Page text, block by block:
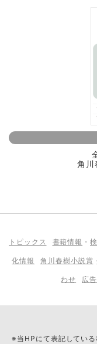
角川
トピックス 書籍情報 ・
化情報 角川春樹小説賞
わせ 広
※当HPにて表記してい